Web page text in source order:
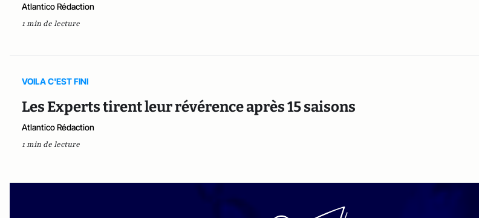
Atlantico Rédaction
1 min de lecture
VOILA C'EST FINI
Les Experts tirent leur révérence après 15 saisons
Atlantico Rédaction
1 min de lecture